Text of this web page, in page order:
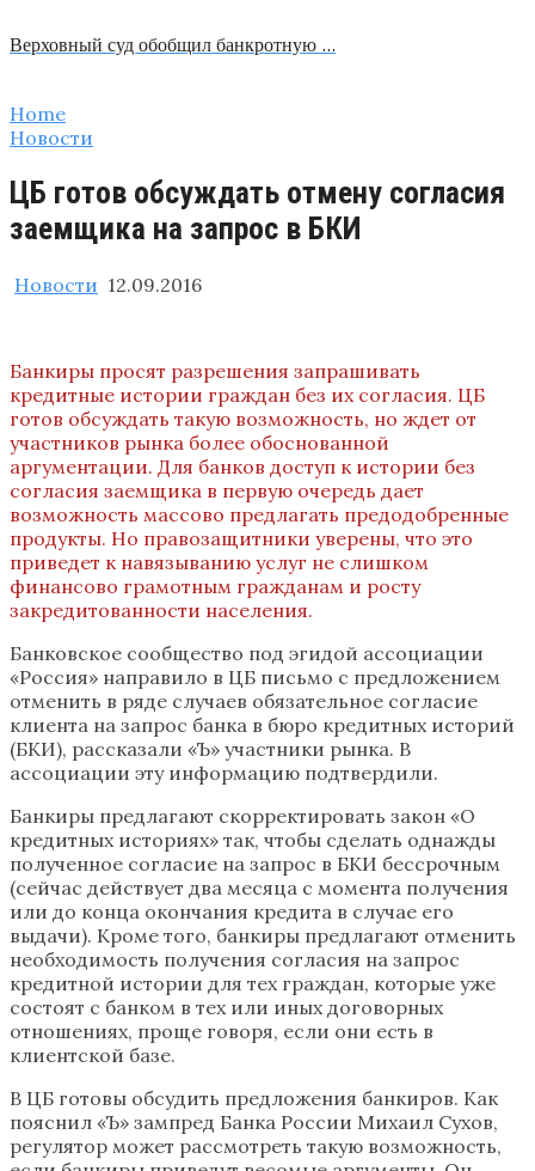
Верховный суд обобщил банкротную …
Home
Новости
ЦБ готов обсуждать отмену согласия
заемщика на запрос в БКИ
Новости 12.09.2016
Банкиры просят разрешения запрашивать
кредитные истории граждан без их согласия. ЦБ
готов обсуждать такую возможность, но ждет от
участников рынка более обоснованной
аргументации. Для банков доступ к истории без
согласия заемщика в первую очередь дает
возможность массово предлагать предодобренные
продукты. Но правозащитники уверены, что это
приведет к навязыванию услуг не слишком
финансово грамотным гражданам и росту
закредитованности населения.
Банковское сообщество под эгидой ассоциации
«Россия» направило в ЦБ письмо с предложением
отменить в ряде случаев обязательное согласие
клиента на запрос банка в бюро кредитных историй
(БКИ), рассказали «Ъ» участники рынка. В
ассоциации эту информацию подтвердили.
Банкиры предлагают скорректировать закон «О
кредитных историях» так, чтобы сделать однажды
полученное согласие на запрос в БКИ бессрочным
(сейчас действует два месяца с момента получения
или до конца окончания кредита в случае его
выдачи). Кроме того, банкиры предлагают отменить
необходимость получения согласия на запрос
кредитной истории для тех граждан, которые уже
состоят с банком в тех или иных договорных
отношениях, проще говоря, если они есть в
клиентской базе.
В ЦБ готовы обсудить предложения банкиров. Как
пояснил «Ъ» зампред Банка России Михаил Сухов,
регулятор может рассмотреть такую возможность,